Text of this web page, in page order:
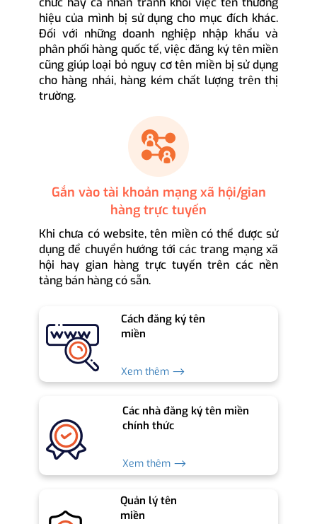
hiệu của mình bị sử dụng cho mục đích khác.
Đối với những doanh nghiệp nhập khẩu và
phân phối hàng quốc tế, việc đăng ký tên miền
cũng giúp loại bỏ nguy cơ tên miền bị sử dụng
cho hàng nhái, hàng kém chất lượng trên thị
trường.
Gắn vào tài khoản mạng xã hội/gian
hàng trực tuyến
Khi chưa có website, tên miền có thể được sử
dụng để chuyển hướng tới các trang mạng xã
hội hay gian hàng trực tuyến trên các nền
tảng bán hàng có sẵn.
Cách đăng ký tên
miền
Xem thêm ⟶
Các nhà đăng ký tên miền
chính thức
Xem thêm ⟶
Quản lý tên
miền